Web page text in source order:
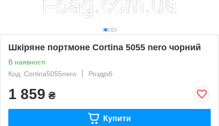
Шкіряне портмоне Cortina 5055 nero чорний
В наявності
Код: Cortina5055nero
Роздріб
1 859 ₴
Купити